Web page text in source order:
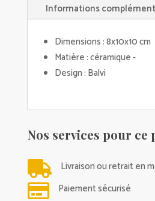
Informations
Dimensions : 8x10x10 cm
Matière : céramique -
Design : Balvi
Nos services pour
 Livraison ou retrait en
 Paiement sécurisé